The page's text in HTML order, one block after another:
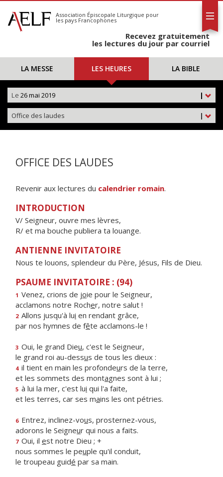
S'abonner
Calendrier
Association Épiscopale Liturgique pour
les pays Francophones
Recevez gratuitement
les lectures du jour par courriel
LA MESSE LES HEURES LA BIBLE
|
Le 26 mai 2019
|
Office des laudes
OFFICE DES LAUDES
Revenir aux lectures du calendrier romain.
INTRODUCTION
V/ Seigneur, ouvre mes lèvres,
R/ et ma bouche publiera ta louange.
ANTIENNE INVITATOIRE
Nous te louons, splendeur du Père, Jésus, Fils de Dieu.
PSAUME INVITATOIRE : (94)
1 Venez, crions de joie pour le Seigneur,
acclamons notre Rocher, notre salut !
2 Allons jusqu'à lui en rendant grâce,
par nos hymnes de fête acclamons-le !
3 Oui, le grand Dieu, c'est le Seigneur,
le grand roi au-dessus de tous les dieux :
4 il tient en main les profondeurs de la terre,
et les sommets des montagnes sont à lui ;
5 à lui la mer, c'est lui qui l'a faite,
et les terres, car ses mains les ont pétries.
6 Entrez, inclinez-vous, prosternez-vous,
adorons le Seigneur qui nous a faits.
7 Oui, il est notre Dieu ; +
nous sommes le peuple qu'il conduit,
le troupeau guidé par sa main.